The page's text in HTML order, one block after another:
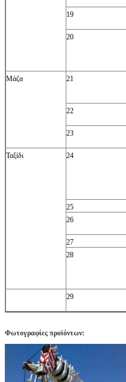
19
20
Μάζα 21
22
23
Ταξίδι 24
25
26
27
28
29
Φωτογραφίες προϊόντων: